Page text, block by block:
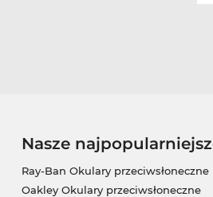
Nasze
Ray-Ban Okulary przeciwsłoneczne
Oakley Okulary przeciwsłoneczne